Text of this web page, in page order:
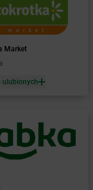
Market
ulubionych